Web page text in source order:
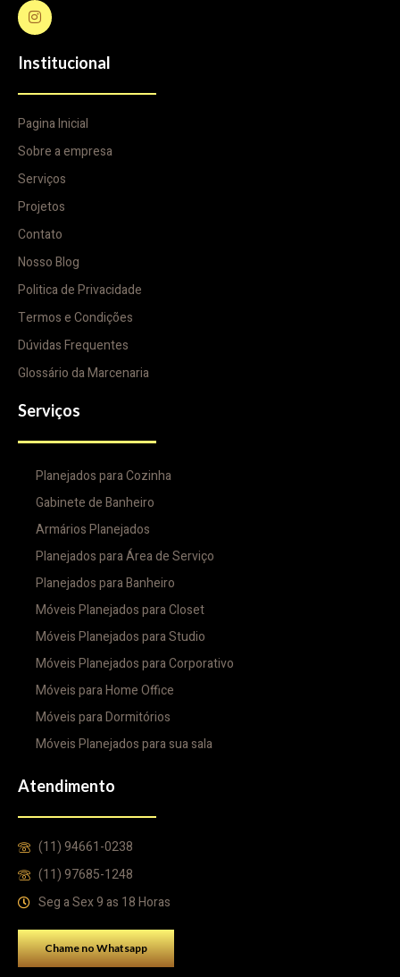
Institucional
Pagina Inicial
Sobre a empresa
Serviços
Projetos
Contato
Nosso Blog
Politica de Privacidade
Termos e Condições
Dúvidas Frequentes
Glossário da Marcenaria
Serviços
Planejados para Cozinha
Gabinete de Banheiro
Armários Planejados
Planejados para Área de Serviço
Planejados para Banheiro
Móveis Planejados para Closet
Móveis Planejados para Studio
Móveis Planejados para Corporativo
Móveis para Home Office
Móveis para Dormitórios
Móveis Planejados para sua sala
Atendimento
(11) 94661-0238
(11) 97685-1248
Seg a Sex 9 as 18 Horas
Chame no Whatsapp